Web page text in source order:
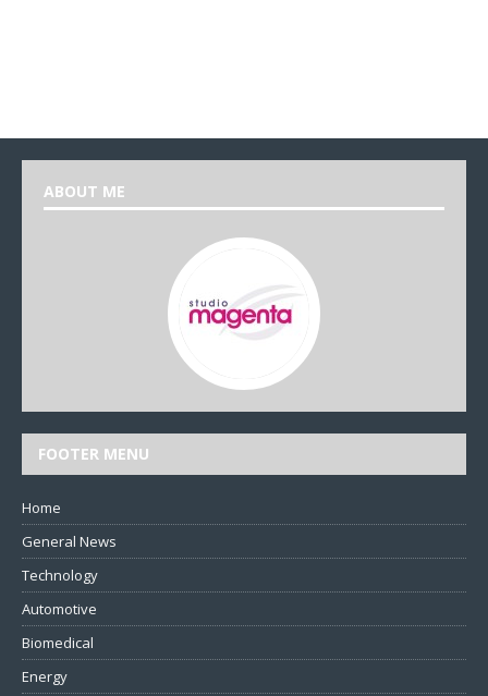
ABOUT ME
FOOTER MENU
Home
General News
Technology
Automotive
Biomedical
Energy